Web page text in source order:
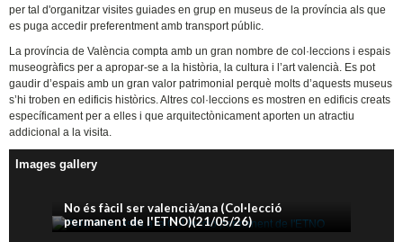
per tal d'organitzar visites guiades en grup en museus de la província als que
es puga accedir preferentment amb transport públic.
La província de València compta amb un gran nombre de col·leccions i espais
museogràfics per a apropar-se a la història, la cultura i l’art valencià. Es pot
gaudir d’espais amb un gran valor patrimonial perquè molts d’aquests museus
s’hi troben en edificis històrics. Altres col·leccions es mostren en edificis creats
específicament per a elles i que arquitectònicament aporten un atractiu
addicional a la visita.
Images gallery
No és fàcil ser valencià/ana (Col·lecció
permanent de l'ETNO)(21/05/26)